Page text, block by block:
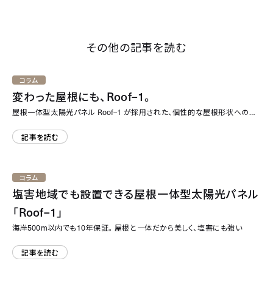
その他の記事を読む
コラム
変わった屋根にも、 Roof–1。
屋根一体型太陽光パネル Roof–1 が採用された、個性的な屋根形状への対
記事を読む
コラム
塩害地域でも設置できる屋根一体型太陽光パネル
「Roof–1 」
海岸500m以内でも10年保証。屋根と一体だから美しく、塩害にも強い
記事を読む